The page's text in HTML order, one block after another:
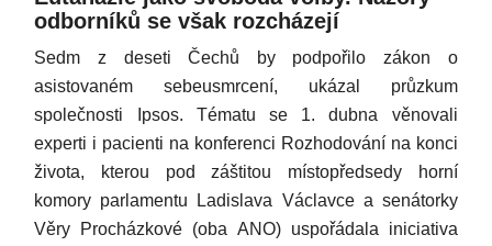
odborníků se však rozcházejí
Sedm z deseti Čechů by podpořilo zákon o
asistovaném sebeusmrcení, ukázal průzkum
společnosti Ipsos. Tématu se 1. dubna věnovali
experti i pacienti na konferenci Rozhodování na konci
života, kterou pod záštitou místopředsedy horní
komory parlamentu Ladislava Václavce a senátorky
Věry Procházkové (oba ANO) uspořádala iniciativa